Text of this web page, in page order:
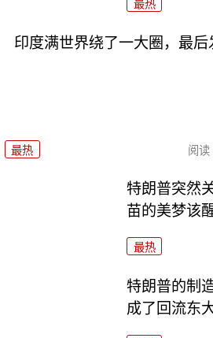
最热
印度满世界绕了一大圈，最后
最热 阅读
特朗普突然
苗的美梦该
最热
特朗普的制
成了回流东大